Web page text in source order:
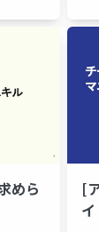
めら
[